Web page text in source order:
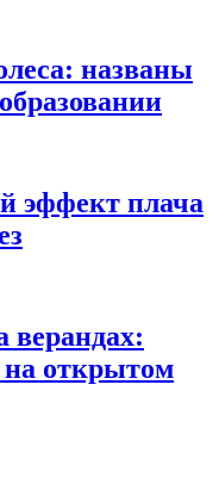
названы
эффект плача
верандах:
на открытом